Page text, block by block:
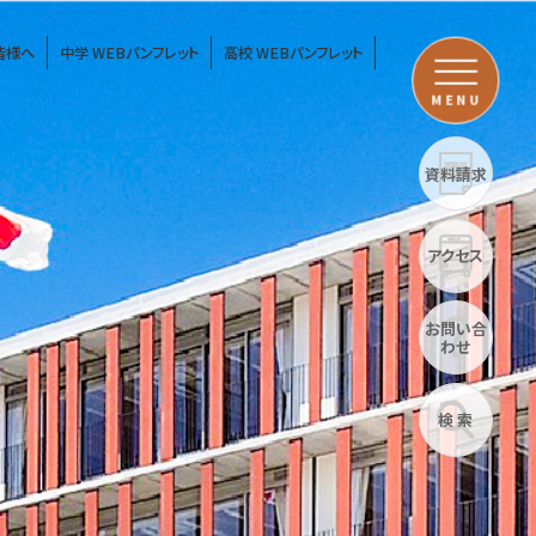
様へ 中学 WEBパンフレット 高校 WEBパンフレット
MENU
資料請求
アクセス
お問い合
わせ
検 索